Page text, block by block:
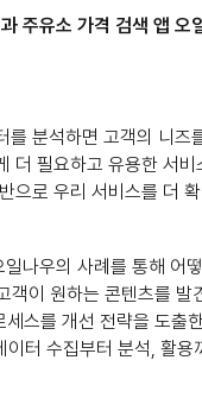
주유소 가격 검색 앱 오
를 분석하면 고객의 니즈
더 필요하고 유용한 서
으로 우리 서비스를 더
나우의 사례를 통해 어
객이 원하는 콘텐츠를 발
스를 개선 전략을 도출
이터 수집부터 분석, 활용